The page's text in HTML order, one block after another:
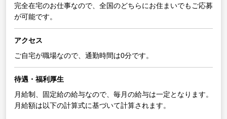
完全在宅のお仕事なので、全国のどちらにお住まいでもご応募
が可能です。
アクセス
ご自宅が職場なので、通勤時間は0分です。
待遇・福利厚生
月給制、固定給の給与なので、毎月の給与は一定となります。
月給額は以下の計算式に基づいて計算されます。